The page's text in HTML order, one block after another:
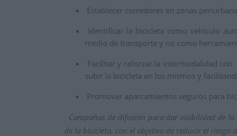
Establecer corredores en zonas
Identificar la bicicleta como vehículo
medio de transporte y no como
Facilitar y reforzar la intermodalidad
subir la bicicleta en los mismos y
Promover aparcamientos seguros para
Campañas de difusión para dar visibilidad de
de la bicicleta, con el objetivo de reducir el riesgo